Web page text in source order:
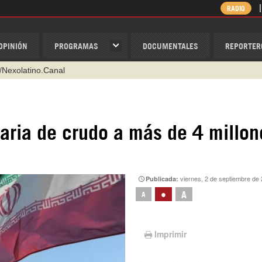
PROGRAMAS DOCUMENTALES
RADIO
de crudo a más de 4
Publicada:viernes, 2 de septiembre de
A • A
Imprimir